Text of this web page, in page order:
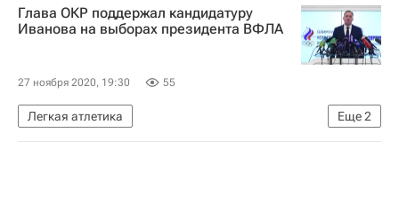
Россия
Москва
Глава ОКР поддержал кандидатуру
Иванова на выборах президента ВФЛА
27 ноября 2020, 19:30 55
Еще2
Легкая атлетика
Всероссийская федерация легкой атлетики (ВФЛА)